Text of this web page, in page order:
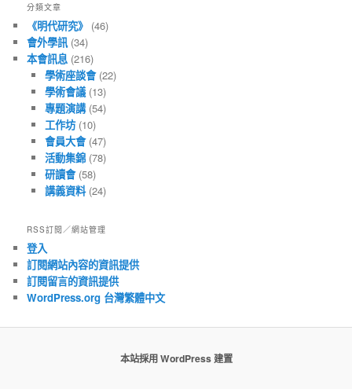
章
分類文章
《明代研究》 (46)
會外學訊(34)
本會訊息 (216)
學術座談會(22)
學術會議(13)
專題演講(54)
工作坊(10)
會員大會(47)
活動集錦(78)
研讀會(58)
講義資料(24)
RSS訂閱／網站管理
登入
訂閱網站內容的資訊提供
訂閱留言的資訊提供
WordPress.org 台灣繁體中文
本站採用 WordPress 建置